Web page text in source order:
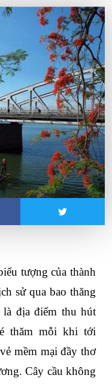
tượng của thành
sử qua bao thăng
là địa điểm thu hút
thăm mỗi khi tới
mềm mại đầy thơ
Cây cầu không